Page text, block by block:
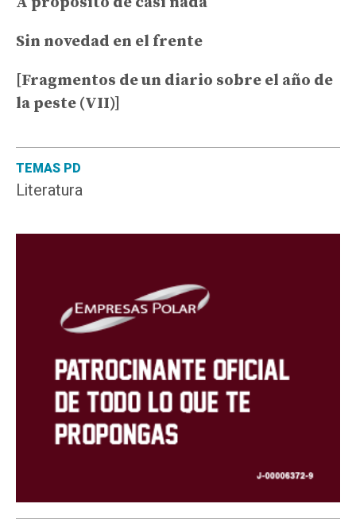
TEMAS PD
Literatura
Sin novedad en el frente
[Fragmentos de un diario sobre el año de
la peste (VII)]